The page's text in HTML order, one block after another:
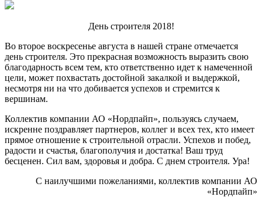
День строителя 2018!
Во второе воскресенье августа в нашей стране отмечается
день строителя. Это прекрасная возможность выразить свою
благодарность всем тем, кто ответственно идет к намеченной
цели, может похвастать достойной закалкой и выдержкой,
несмотря ни на что добивается успехов и стремится к
вершинам.
Коллектив компании АО «Нордпайп», пользуясь случаем,
искренне поздравляет партнеров, коллег и всех тех, кто имеет
прямое отношение к строительной отрасли. Успехов и побед,
радости и счастья, благополучия и достатка! Ваш труд
бесценен. Сил вам, здоровья и добра. С днем строителя. Ура!
С наилучшими пожеланиями, коллектив компании АО
«Нордпайп»